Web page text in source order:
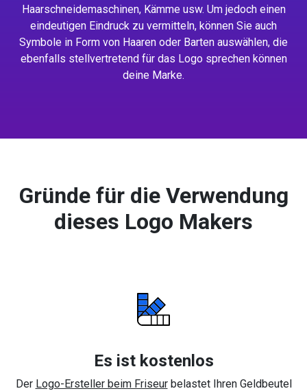
Haarschneidemaschinen, Kämme usw. Um jedoch einen
eindeutigen Eindruck zu vermitteln, können Sie auch
Symbole in Form von Haaren oder Barten auswählen, die
ebenfalls stellvertretend für das Logo sprechen können
deine Marke.
Gründe für die Verwendung
dieses Logo Makers
Es ist kostenlos
Der Logo-Ersteller beim Friseurbelastet Ihren Geldbeutel